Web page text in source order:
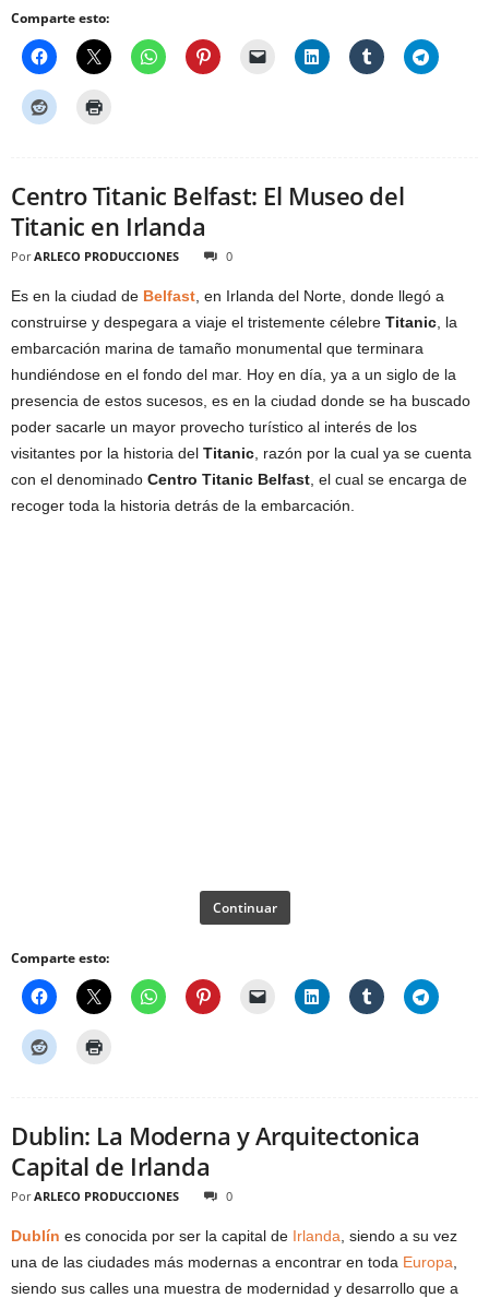
Comparte esto:
Centro Titanic Belfast: El Museo del
Titanic en Irlanda
Por ARLECO PRODUCCIONES 0
Es en la ciudad de Belfast , en Irlanda del Norte, donde llegó a
construirse y despegara a viaje el tristemente célebre Titanic , la
embarcación marina de tamaño monumental que terminara
hundiéndose en el fondo del mar. Hoy en día, ya a un siglo de la
presencia de estos sucesos, es en la ciudad donde se ha buscado
poder sacarle un mayor provecho turístico al interés de los
visitantes por la historia del Titanic , razón por la cual ya se cuenta
con el denominado Centro Titanic Belfast , el cual se encarga de
recoger toda la historia detrás de la embarcación.
Continuar
Comparte esto:
Dublin: La Moderna y Arquitectonica
Capital de Irlanda
Por ARLECO PRODUCCIONES 0
Dublín es conocida por ser la capital de Irlanda , siendo a su vez
una de las ciudades más modernas a encontrar en toda Europa
siendo sus calles una muestra de modernidad y desarrollo que a